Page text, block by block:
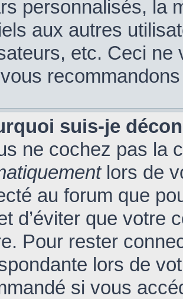
personnalisés, la
aux autres
etc. Ceci
suis-je
ne cochez pas la
lors de
au forum que
d’éviter que votre
Pour rester
lors de
si vous